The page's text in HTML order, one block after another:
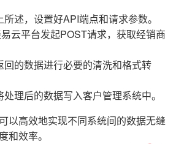
所述，设置好API端点和请求参数。
云平台发起POST请求，获取经销商
回的数据进行必要的清洗和格式转
处理后的数据写入客户管理系统中。
以高效地实现不同系统间的数据无缝
和效率。